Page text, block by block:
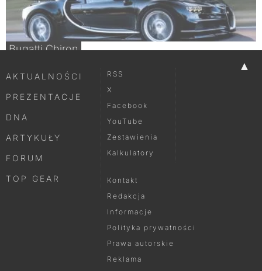
Bugatti Chiron
▲
AKTUALNOŚCI
PREZENTACJE
DNA
ARTYKUŁY
FORUM
TOP GEAR
RSS
X
Facebook
YouTube
Zestawienia
Kalkulatory
Kontakt
Redakcja
Informacje
Polityka prywatności
Prawa autorskie
Reklama